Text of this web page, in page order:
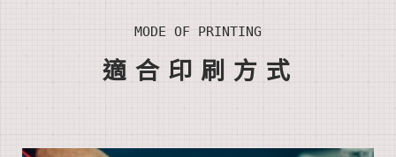
MODE OF PRINTING
適合印刷方式